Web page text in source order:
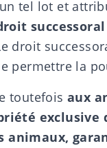
tel lot et
droit
permettre la
toutefois aux
exclusive
animaux,